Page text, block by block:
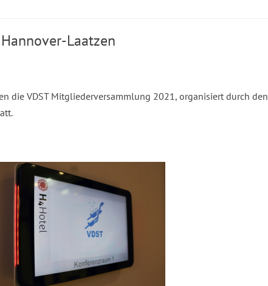
Laatzen
die VDST Mitgliederversammlung 2021, organisiert durch den